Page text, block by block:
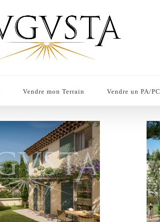
Vendre mon Terrain Vendre un PA/PC